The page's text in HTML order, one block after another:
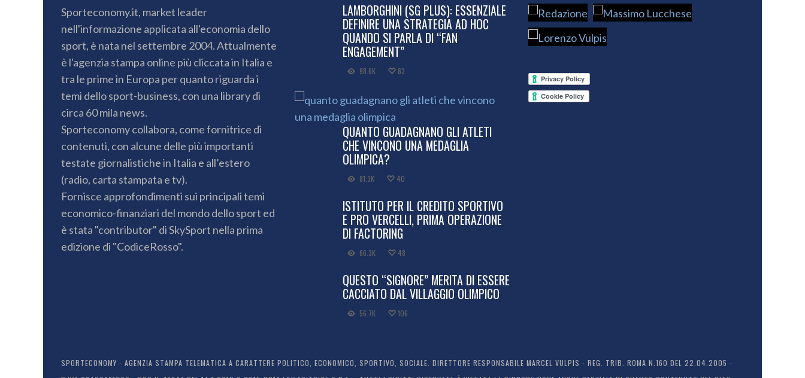
Sporteconomy.it, market leader
nell'informazione applicata all'economia dello
sport, è nata nel settembre 2004. Attualmente
è l'agenzia stampa online più cliccata in Italia e
tra le prime in Europa per quanto riguarda i
temi dello sport-business, con una library di
circa 60 mila news.
Sporteconomy collabora, come fornitrice di
contenuti, con alcune delle più importanti
testate giornalistiche in Italia e all’estero
(radio, carta stampata e tv).
Fornisce approfondimenti sui principali temi
economico-finanziari del mondo dello sport ed
è stata "contributor" di SkySport nella prima
edizione di "CodiceRosso".
LAMBORGHINI (SG PLUS): ESSENZIALE
DEFINIRE UNA STRATEGIA AD HOC
QUANDO SI PARLA DI “FAN
ENGAGEMENT”
98.6K 83
QUANTO GUADAGNANO GLI ATLETI
CHE VINCONO UNA MEDAGLIA
OLIMPICA?
81.3K 40
ISTITUTO PER IL CREDITO SPORTIVO
E PRO VERCELLI, PRIMA OPERAZIONE
DI FACTORING
66.3K 48
QUESTO “SIGNORE” MERITA DI ESSERE
CACCIATO DAL VILLAGGIO OLIMPICO
56.7K 106
SPORTECONOMY - AGENZIA STAMPA TELEMATICA A CARATTERE POLITICO, ECONOMICO, SPORTIVO, SOCIALE. DIRETTORE RESPONSABILE MARCEL VULPIS - REG. TRIB. ROMA N.160 DEL 22.04.2005 -